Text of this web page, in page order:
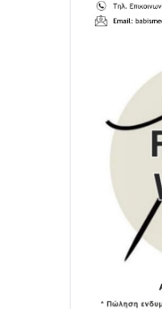
28/07 • 21:46
ΕΚΤΑΚΤΟ
ΣΤΗΝ
ΑΓΙΟ ΗΛΙΑ